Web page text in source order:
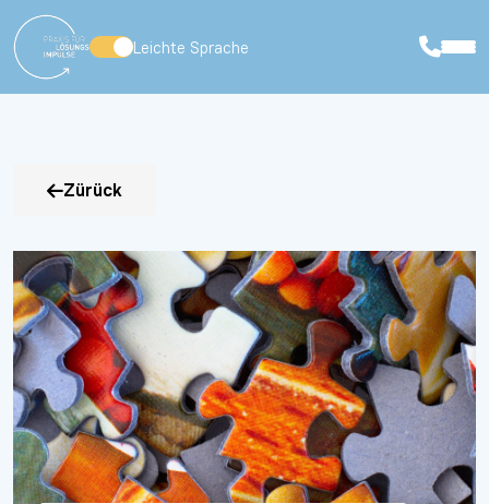
Leichte Sprache
Zürück